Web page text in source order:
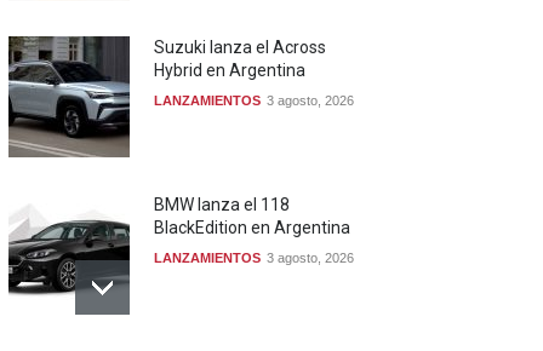
Suzuki lanza el Across
Hybrid en Argentina
LANZAMIENTOS 3 agosto, 2026
BMW lanza el 118
BlackEdition en Argentina
LANZAMIENTOS 3 agosto, 2026